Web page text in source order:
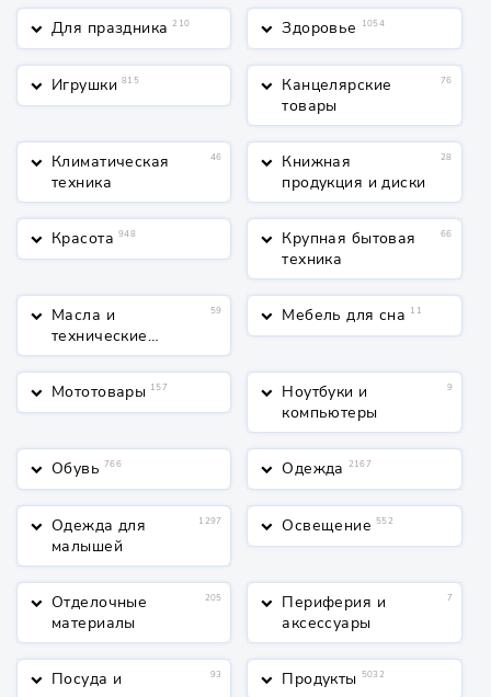
keyboard_arrow_down Для праздника 210 keyboard_arrow_down Здоровье 1054
keyboard_arrow_down Игрушки 815 keyboard_arrow_down Канцелярские
товары
76
keyboard_arrow_down Климатическая
техника
46 keyboard_arrow_down Книжная
продукция и диски
28
keyboard_arrow_down Красота 948 keyboard_arrow_down Крупная бытовая
техника
66
keyboard_arrow_down Масла и
технические
жидкости
59 keyboard_arrow_down Мебель для сна 11
keyboard_arrow_down Мототовары 157 keyboard_arrow_down Ноутбуки и
компьютеры
9
keyboard_arrow_down Обувь 766 keyboard_arrow_down Одежда 2167
keyboard_arrow_down Одежда для
малышей
1297 keyboard_arrow_down Освещение 552
keyboard_arrow_down Отделочные
материалы
205 keyboard_arrow_down Периферия и
аксессуары
7
keyboard_arrow_down Посуда и
93 keyboard_arrow_down Продукты 5032